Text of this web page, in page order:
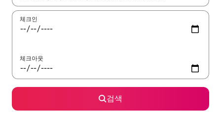
체크인
체크아웃
검색